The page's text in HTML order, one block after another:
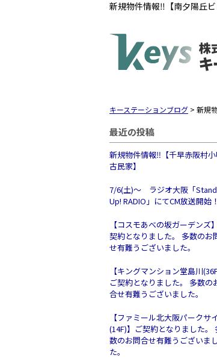
新規物件情報‼【南夕陽丘
キーステーションブログ > 新規
最近の投稿
新規物件情報‼【千早赤阪村
古民家】
7/6(土)～ ラジオ大阪「Stand
Up! RADIO」にてCM放送開始！
【コスモあべの坂ガーデンズ
契約となりました。 多数のお
せ有難うございました。
【キングマンション堂島川
ご契約となりました。 多数の
合せ有難うございました。
【ファミール北大阪パークサ
(14F)】ご契約となりました。
数のお問合せ有難うございま
た。